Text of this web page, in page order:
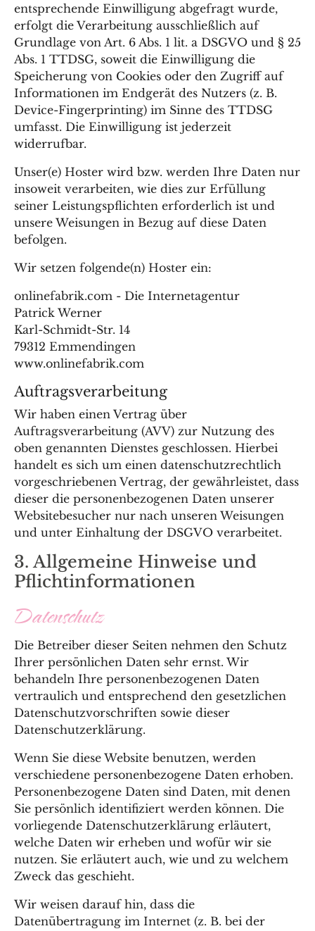
entsprechende Einwilligung abgefragt wurde,
erfolgt die Verarbeitung ausschließlich auf
Grundlage von Art. 6 Abs. 1 lit. a DSGVO und § 25
Abs. 1 TTDSG, soweit die Einwilligung die
Speicherung von Cookies oder den Zugriff auf
Informationen im Endgerät des Nutzers (z. B.
Device-Fingerprinting) im Sinne des TTDSG
umfasst. Die Einwilligung ist jederzeit
widerrufbar.
Unser(e) Hoster wird bzw. werden Ihre Daten nur
insoweit verarbeiten, wie dies zur Erfüllung
seiner Leistungspflichten erforderlich ist und
unsere Weisungen in Bezug auf diese Daten
befolgen.
Wir setzen folgende(n) Hoster ein:
onlinefabrik.com - Die Internetagentur
Patrick Werner
Karl-Schmidt-Str. 14
79312 Emmendingen
www.onlinefabrik.com
Auftragsverarbeitung
Wir haben einen Vertrag über
Auftragsverarbeitung (AVV) zur Nutzung des
oben genannten Dienstes geschlossen. Hierbei
handelt es sich um einen datenschutzrechtlich
vorgeschriebenen Vertrag, der gewährleistet, dass
dieser die personenbezogenen Daten unserer
Websitebesucher nur nach unseren Weisungen
und unter Einhaltung der DSGVO verarbeitet.
3. Allgemeine Hinweise und
Pflicht­informationen
Datenschutz
Die Betreiber dieser Seiten nehmen den Schutz
Ihrer persönlichen Daten sehr ernst. Wir
behandeln Ihre personenbezogenen Daten
vertraulich und entsprechend den gesetzlichen
Datenschutzvorschriften sowie dieser
Datenschutzerklärung.
Wenn Sie diese Website benutzen, werden
verschiedene personenbezogene Daten erhoben.
Personenbezogene Daten sind Daten, mit denen
Sie persönlich identifiziert werden können. Die
vorliegende Datenschutzerklärung erläutert,
welche Daten wir erheben und wofür wir sie
nutzen. Sie erläutert auch, wie und zu welchem
Zweck das geschieht.
Wir weisen darauf hin, dass die
Datenübertragung im Internet (z. B. bei der